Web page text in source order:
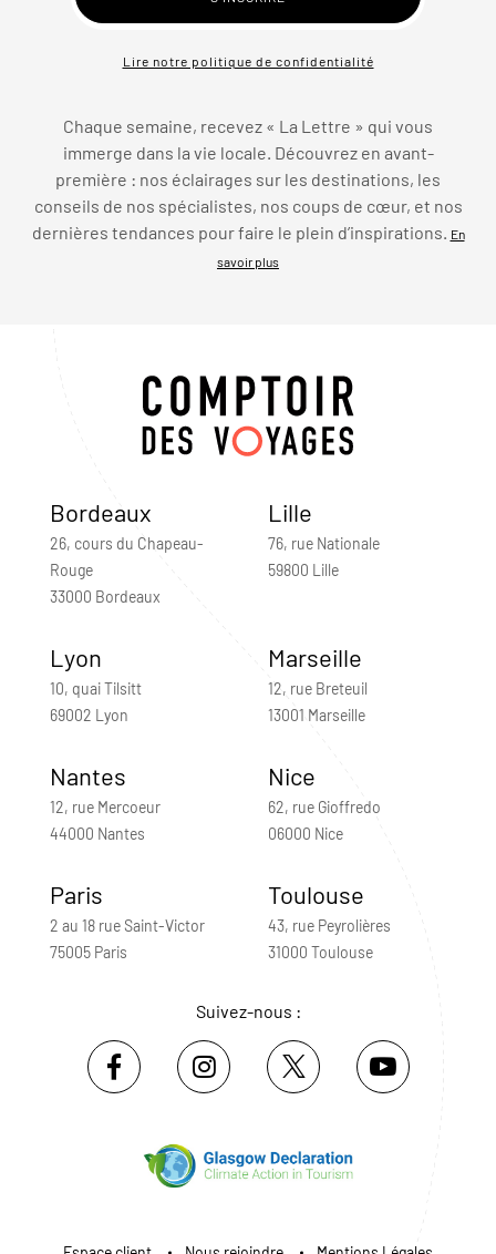
Lire notre politique de confidentialité
Chaque semaine, recevez « La Lettre » qui vous
immerge dans la vie locale. Découvrez en avant-
première : nos éclairages sur les destinations, les
conseils de nos spécialistes, nos coups de cœur, et nos
dernières tendances pour faire le plein d’inspirations.
En
savoir plus
Bordeaux
26, cours du Chapeau-
Rouge
33000 Bordeaux
Lille
76, rue Nationale
59800 Lille
Lyon
10, quai Tilsitt
69002 Lyon
Marseille
12, rue Breteuil
13001 Marseille
Nantes
12, rue Mercoeur
44000 Nantes
Nice
62, rue Gioffredo
06000 Nice
Paris
2 au 18 rue Saint-Victor
75005 Paris
Toulouse
43, rue Peyrolières
31000 Toulouse
Suivez-nous :